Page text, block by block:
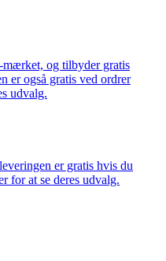
og tilbyder gratis
er også gratis ved ordrer
udvalg.
er gratis hvis du
for at se deres udvalg.